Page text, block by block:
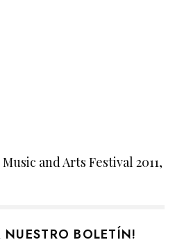
and Arts Festival 2011,
NUESTRO BOLETÍN!